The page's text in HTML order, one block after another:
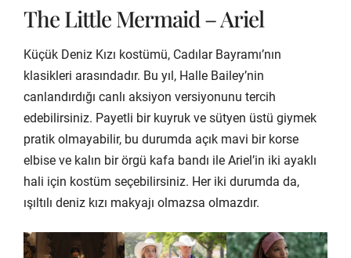
The Little Mermaid – Ariel
Küçük Deniz Kızı kostümü, Cadılar Bayramı’nın
klasikleri arasındadır. Bu yıl, Halle Bailey’nin
canlandırdığı canlı aksiyon versiyonunu tercih
edebilirsiniz. Payetli bir kuyruk ve sütyen üstü giymek
pratik olmayabilir, bu durumda açık mavi bir korse
elbise ve kalın bir örgü kafa bandı ile Ariel’in iki ayaklı
hali için kostüm seçebilirsiniz. Her iki durumda da,
ışıltılı deniz kızı makyajı olmazsa olmazdır.